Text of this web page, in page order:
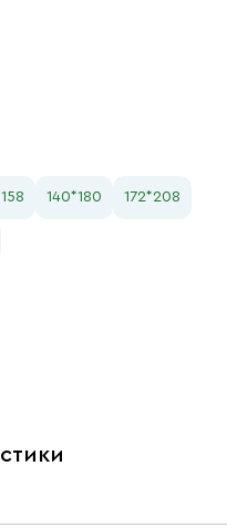
140*180 172*208